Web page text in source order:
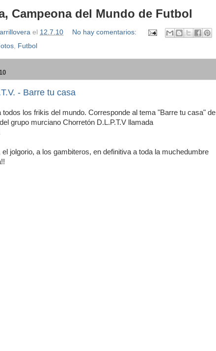
Campeona del Mundo de Futbol
el 12.7.10
No hay comentarios:
, Futbol
- Barre tu casa
todos los frikis del mundo. Corresponde al tema "Barre tu casa" de
grupo murciano Chorretón D.L.P.T.V llamada
el jolgorio, a los gambiteros, en definitiva a toda la muchedumbre